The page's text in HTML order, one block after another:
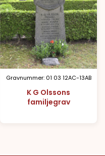
Gravnummer: 01 03 12AC-13AB
K G Olssons
familjegrav